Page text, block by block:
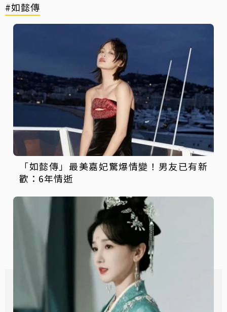
#如懿傳
「如懿傳」最美嘉妃驚爆情變！男友已有新
歡：6年情逝